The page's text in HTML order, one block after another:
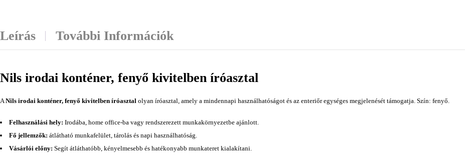
Leírás További Információk
Nils irodai konténer, fenyő kivitelben íróasztal
A Nils irodai konténer, fenyő kivitelben íróasztal olyan íróasztal, amely a mindennapi használhatóságot és az enteriőr egységes megjelenését támogatja. Szín: fenyő.
Felhasználási hely: Irodába, home office-ba vagy rendszerezett munkakörnyezetbe ajánlott.
Fő jellemzők: átlátható munkafelület, tárolás és napi használhatóság.
Vásárlói előny: Segít átláthatóbb, kényelmesebb és hatékonyabb munkateret kialakítani.